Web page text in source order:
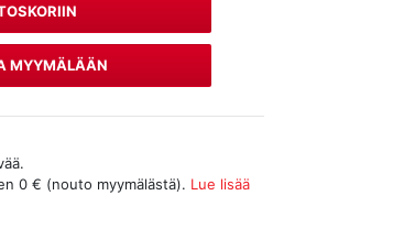
MYYMÄLÄÄN
0 € (nouto myymälästä). Lue lisää